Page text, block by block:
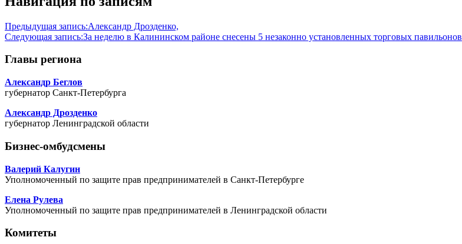
Предыдущая запись:Александр Дрозденко,
Следующая запись:За неделю в Калининском районе снесены 5 незаконно установленных торговых павильонов
Главы региона
Александр Беглов
губернатор Санкт-Петербурга
Александр Дрозденко
губернатор Ленинградской области
Бизнес-омбудсмены
Валерий Калугин
Уполномоченный по защите прав предпринимателей в Санкт-Петербурге
Елена Рулева
Уполномоченный по защите прав предпринимателей в Ленинградской области
Комитеты